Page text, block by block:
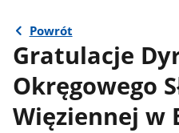
Powrót
Gratulacje
Okręgowego
Więziennej w